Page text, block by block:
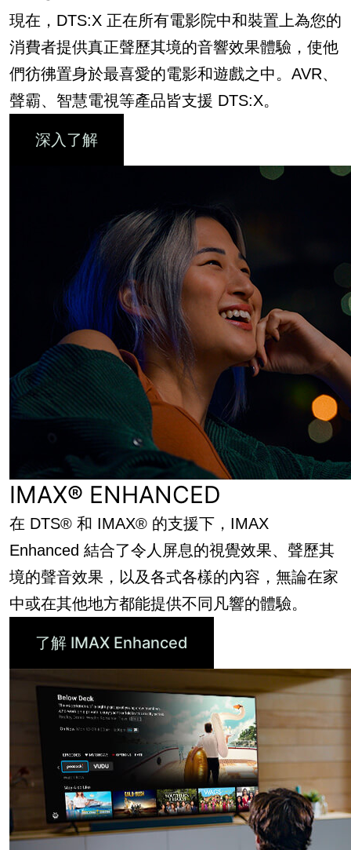
現在，DTS:X 正在所有電影院中和裝置上為您的
消費者提供真正聲歷其境的音響效果體驗，使他
們彷彿置身於最喜愛的電影和遊戲之中。AVR、
聲霸、智慧電視等產品皆支援 DTS:X。
深入了解
IMAX® ENHANCED
在 DTS® 和 IMAX® 的支援下，IMAX
Enhanced 結合了令人屏息的視覺效果、聲歷其
境的聲音效果，以及各式各樣的內容，無論在家
中或在其他地方都能提供不同凡響的體驗。
了解 IMAX Enhanced